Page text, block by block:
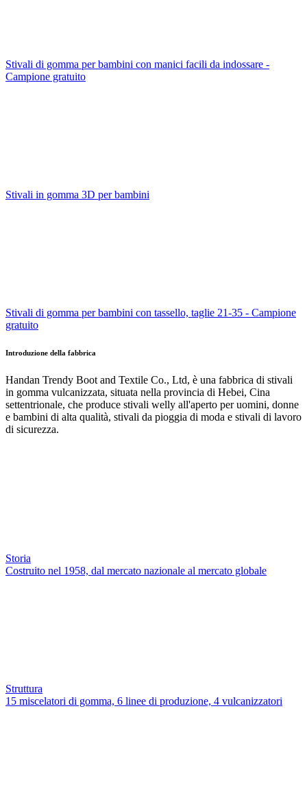
Stivali di gomma per bambini con manici facili da indossare -
Campione gratuito
Stivali in gomma 3D per bambini
Stivali di gomma per bambini con tassello, taglie 21-35 - Campione
gratuito
Introduzione della fabbrica
Handan Trendy Boot and Textile Co., Ltd, è una fabbrica di stivali
in gomma vulcanizzata, situata nella provincia di Hebei, Cina
settentrionale, che produce stivali welly all'aperto per uomini, donne
e bambini di alta qualità, stivali da pioggia di moda e stivali di lavoro
di sicurezza.
Storia
Costruito nel 1958, dal mercato nazionale al mercato globale
Struttura
15 miscelatori di gomma, 6 linee di produzione, 4 vulcanizzatori